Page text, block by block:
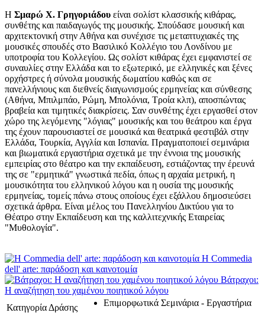
H Σμαρώ Χ. Γρηγοριάδου είναι σολίστ κλασσικής κιθάρας,
συνθέτης και παιδαγωγός της μουσικής. Σπούδασε μουσική και
αρχιτεκτονική στην Αθήνα και συνέχισε τις μεταπτυχιακές της
μουσικές σπουδές στο Βασιλικό Κολλέγιο του Λονδίνου με
υποτροφία του Κολλεγίου. Ως σολίστ κιθάρας έχει εμφανιστεί σε
συναυλίες στην Ελλάδα και το εξωτερικό, με ελληνικές και ξένες
ορχήστρες ή σύνολα μουσικής δωματίου καθώς και σε
πανελλήνιους και διεθνείς διαγωνισμούς ερμηνείας και σύνθεσης
(Αθήνα, Μπιλμπάο, Ρώμη, Μπολόνια, Τροία κλπ), αποσπώντας
βραβεία και τιμητικές διακρίσεις. Σαν συνθέτης έχει εργασθεί στον
χώρο της λεγόμενης "λόγιας" μουσικής και του θεάτρου και έργα
της έχουν παρουσιαστεί σε μουσικά και θεατρικά φεστιβάλ στην
Ελλάδα, Τουρκία, Αγγλία και Ισπανία. Πραγματοποιεί σεμινάρια
και βιωματικά εργαστήρια σχετικά με την έννοια της μουσικής
εμπειρίας στο θέατρο και την εκπαίδευση, εστιάζοντας την έρευνά
της σε "ερμητικά" γνωστικά πεδία, όπως η αρχαία μετρική, η
μουσικότητα του ελληνικού λόγου και η ουσία της μουσικής
ερμηνείας, τομείς πάνω στους οποίους έχει εξάλλου δημοσιεύσει
σχετικά άρθρα. Είναι μέλος του Πανελληνίου Δικτύου για το
Θέατρο στην Εκπαίδευση και της καλλιτεχνικής Εταιρείας
"Μυθολογία".
Η Commedia
dell' arte: παράδοση και καινοτομία
Βάτραχοι:
Η αναζήτηση του χαμένου ποιητικού λόγου
Κατηγορία Δράσης
Επιμορφωτικά Σεμινάρια - Εργαστήρια